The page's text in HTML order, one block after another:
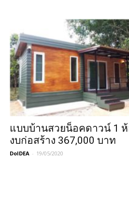
แบบบ้านสวยน็อคดาวน์ 1
งบก่อสร้าง 367,000 บาท
DoIDEA - 19/05/2020